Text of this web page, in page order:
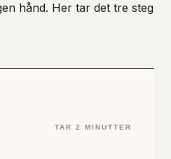
hånd. Her tar det tre steg
TAR 2 MINUTTER